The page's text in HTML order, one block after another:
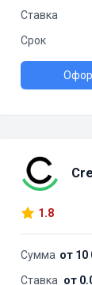
Ставка
Срок
1.8
Сумма от 10
Ставка от